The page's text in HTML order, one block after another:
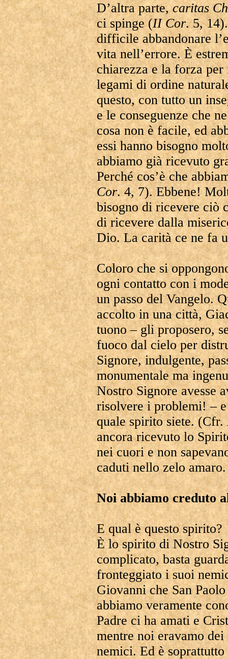
D’altra parte,caritas
ci spinge (II Cor. 5,
difficile abbandonare
vita nell’errore. È
chiarezza e la forza
legami di ordine
questo, con tutto un
e le conseguenze che
cosa non è facile, ed
essi hanno bisogno
abbiamo già ricevuto
Perché cos’è che
Cor. 4, 7). Ebbene!
bisogno di ricevere ciò
di ricevere dalla
Dio. La carità ce ne fa
Coloro che si
ogni contatto con i
un passo del Vangelo.
accolto in una città,
tuono – gli proposero,
fuoco dal cielo per
Signore, indulgente,
monumentale ma
Nostro Signore avesse
risolvere i problemi! –
quale spirito siete. (Cfr.
ancora ricevuto lo
nei cuori e non
caduti nello zelo amaro.
Noi abbiamo creduto
E qual è questo spirito?
È lo spirito di Nostro
complicato, basta
fronteggiato i suoi
Giovanni che San
abbiamo veramente
Padre ci ha amati e
mentre noi eravamo
nemici. Ed è